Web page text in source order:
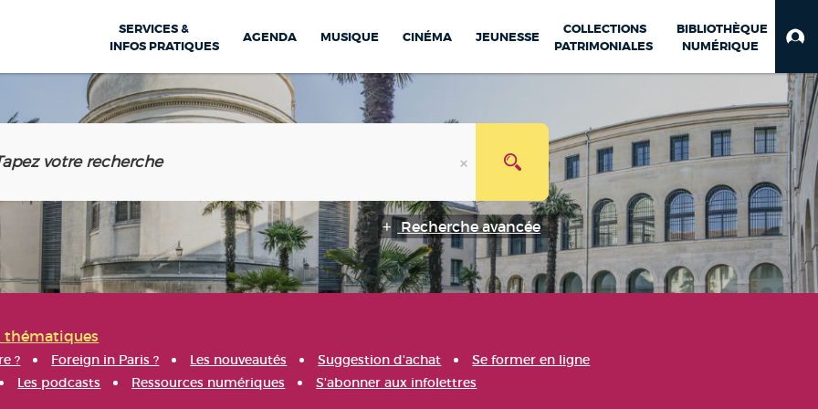
SERVICES &
INFOS PRATIQUES
AGENDA MUSIQUE CINÉMA JEUNESSE
COLLECTIONS
PATRIMONIALES
BIBLIOTHÈQUE
NUMÉRIQUE
Recherche avancée
thématiques
? Foreign in Paris ? Les nouveautés Suggestion d'achat
Se former en ligne
Les podcasts Ressources numériques S'abonner aux infolettres